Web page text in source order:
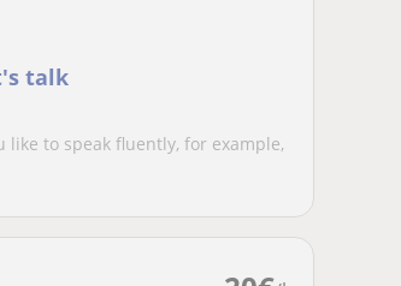
talk
like to speak fluently, for example,